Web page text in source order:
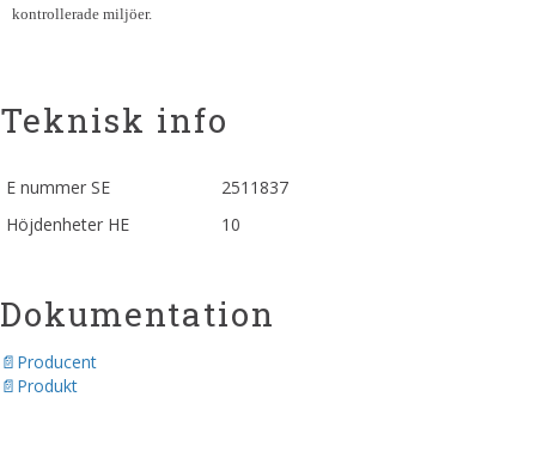
kontrollerade miljöer.
Teknisk info
E nummer SE
2511837
Höjdenheter HE
10
Dokumentation
Producent
Produkt